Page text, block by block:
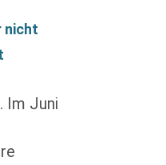
nicht
Im Juni